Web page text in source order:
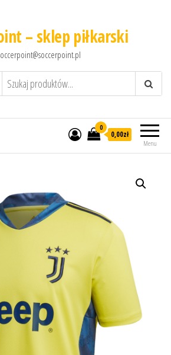
– sklep piłkarski
Menu
0
0,00zł